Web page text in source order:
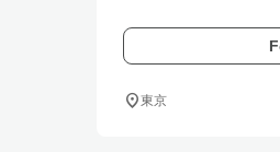
location_on東京